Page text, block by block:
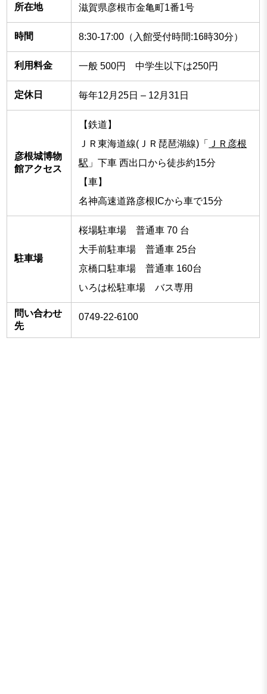
所在地 滋賀県彦根市金亀町1番1号
時間 8:30-17:00（入館受付時間:16時30分）
利用料金 一般 500円 中学生以下は250円
定休日 毎年12月25日 – 12月31日
彦根城博物
館アクセス
【鉄道】
ＪＲ東海道線(ＪＲ琵琶湖線)「
ＪＲ彦根
駅 」下車 西出口から徒歩約15分
【車】
名神高速道路彦根ICから車で15分
駐車場
桜場駐車場 普通車 70 台
大手前駐車場 普通車 25台
京橋口駐車場 普通車 160台
いろは松駐車場 バス専用
問い合わせ
先
0749-22-6100